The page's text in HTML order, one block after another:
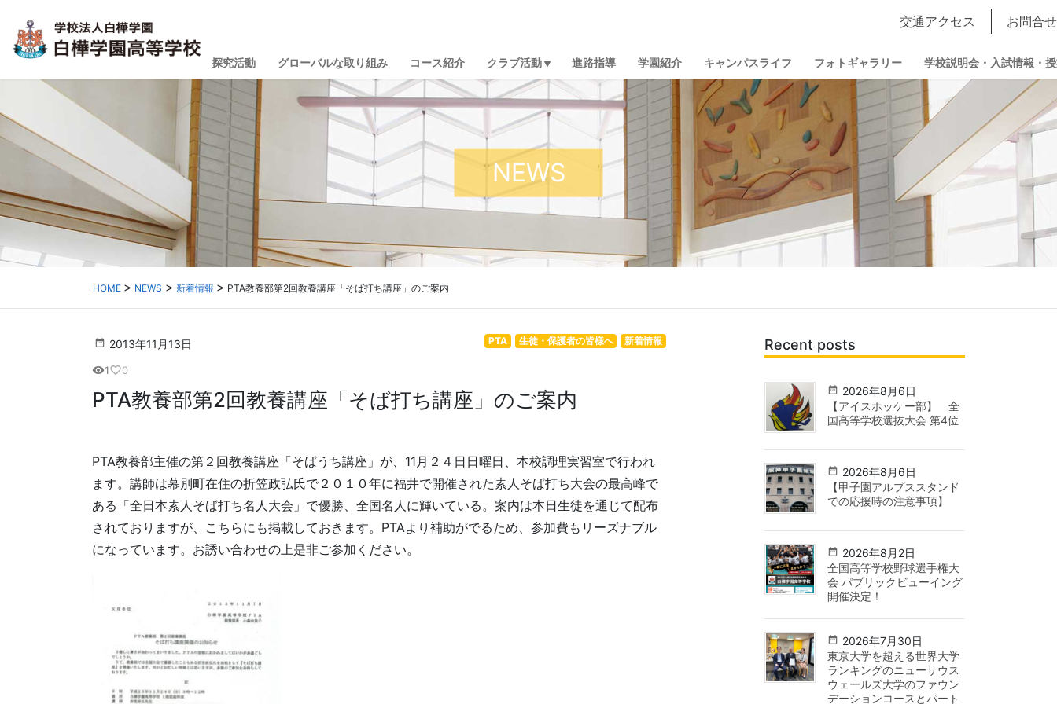
交通アクセス お問合せ
探究活動 グローバルな取り組み コース紹介 クラブ活動 進路指導 学園紹介 キャンパスライフ フォトギャラリー 学校説明会・入試情報・
NEWS
HOME NEWS 新着情報 PTA教養部第2回教養講座「そば打ち講座」のご案内
2013年11月13日 新着情報
生徒・保護者の皆様へ
PTA
visibility1favorite_border0
PTA教養部第2回教養講座「そば打ち講座」のご案内
PTA教養部主催の第２回教養講座「そばうち講座」が、11月２４日日曜日、本校調理実習室で行われ
ます。講師は幕別町在住の折笠政弘氏で２０１０年に福井で開催された素人そば打ち大会の最高峰で
ある「全日本素人そば打ち名人大会」で優勝、全国名人に輝いている。案内は本日生徒を通じて配布
されておりますが、こちらにも掲載しておきます。PTAより補助がでるため、参加費もリーズナブル
になっています。お誘い合わせの上是非ご参加ください。
Recent posts
2026年8月6日
【アイスホッケー部】 全
国高等学校選抜大会 第4位
2026年8月6日
【甲子園アルプススタンド
での応援時の注意事項】
2026年8月2日
全国高等学校野球選手権大
会 パブリックビューイング
開催決定！
2026年7月30日
東京大学を超える世界大学
ランキングのニューサウス
ウェールズ大学のファウン
デーションコースとパート